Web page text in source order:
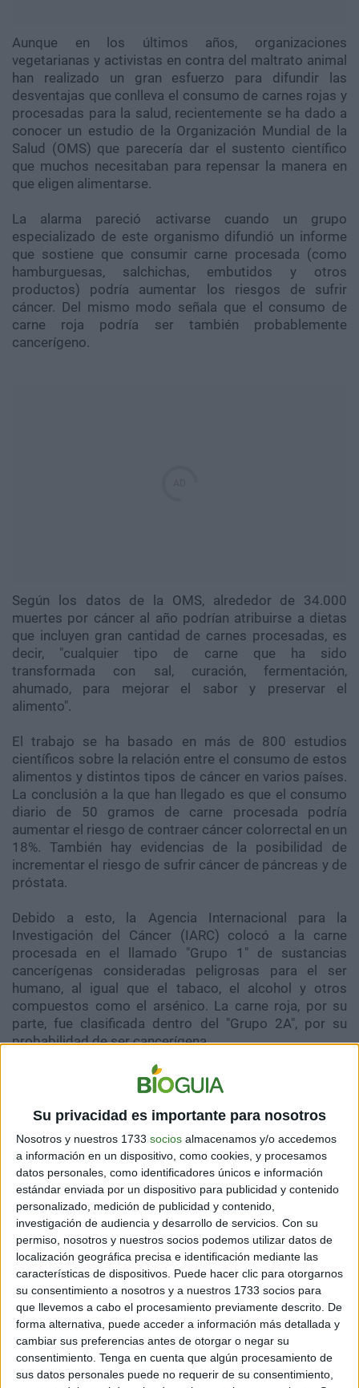
Su privacidad es importante para nosotros
Nosotros y nuestros 1733 socios almacenamos y/o accedemos
a información en un dispositivo, como cookies, y procesamos
datos personales, como identificadores únicos e información
estándar enviada por un dispositivo para publicidad y contenido
personalizado, medición de publicidad y contenido,
investigación de audiencia y desarrollo de servicios. Con su
permiso, nosotros y nuestros socios podemos utilizar datos de
localización geográfica precisa e identificación mediante las
características de dispositivos. Puede hacer clic para otorgarnos
su consentimiento a nosotros y a nuestros 1733 socios para
que llevemos a cabo el procesamiento previamente descrito. De
forma alternativa, puede acceder a información más detallada y
cambiar sus preferencias antes de otorgar o negar su
consentimiento. Tenga en cuenta que algún procesamiento de
sus datos personales puede no requerir de su consentimiento,
Aunque en los últimos años, organizaciones
vegetarianas y activistas en contra del maltrato animal
han realizado un gran esfuerzo para difundir las
desventajas que conlleva el consumo de carnes rojas y
procesadas para la salud, recientemente se ha dado a
conocer un estudio de la Organización Mundial de la
Salud (OMS) que parecería dar el sustento científico
que muchos necesitaban para repensar la manera en
que eligen alimentarse.
La alarma pareció activarse cuando un grupo
especializado de este organismo difundió un informe
que sostiene que consumir carne procesada (como
hamburguesas, salchichas, embutidos y otros
productos) podría aumentar los riesgos de sufrir
cáncer. Del mismo modo señala que el consumo de
carne roja podría ser también probablemente
cancerígeno.
Según los datos de la OMS, alrededor de 34.000
muertes por cáncer al año podrían atribuirse a dietas
que incluyen gran cantidad de carnes procesadas, es
decir, "cualquier tipo de carne que ha sido
transformada con sal, curación, fermentación,
ahumado, para mejorar el sabor y preservar el
alimento".
El trabajo se ha basado en más de 800 estudios
científicos sobre la relación entre el consumo de estos
alimentos y distintos tipos de cáncer en varios países.
La conclusión a la que han llegado es que el consumo
diario de 50 gramos de carne procesada podría
aumentar el riesgo de contraer cáncer colorrectal en un
18%. También hay evidencias de la posibilidad de
incrementar el riesgo de sufrir cáncer de páncreas y de
próstata.
Debido a esto, la Agencia Internacional para la
Investigación del Cáncer (IARC) colocó a la carne
procesada en el llamado "Grupo 1" de sustancias
cancerígenas consideradas peligrosas para el ser
humano, al igual que el tabaco, el alcohol y otros
compuestos como el arsénico. La carne roja, por su
parte, fue clasificada dentro del "Grupo 2A", por su
probabilidad de ser cancerígena.
Este estudio tiene un impacto global a nivel público
muy importante, ya que hoy en día nuestra alimentación
aun está basada, en su mayoría, en productos de
origen animal. De hecho, según la Organización de las
Naciones Unidas para la Alimentación y la Agricultura